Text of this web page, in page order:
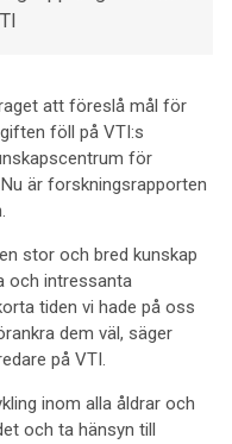
att föreslå mål för
föll på VTI:s
för
är forskningsrapporten
stor och bred kunskap
och intressanta
tiden vi hade på oss
dem väl, säger
på VTI.
inom alla åldrar och
och ta hänsyn till